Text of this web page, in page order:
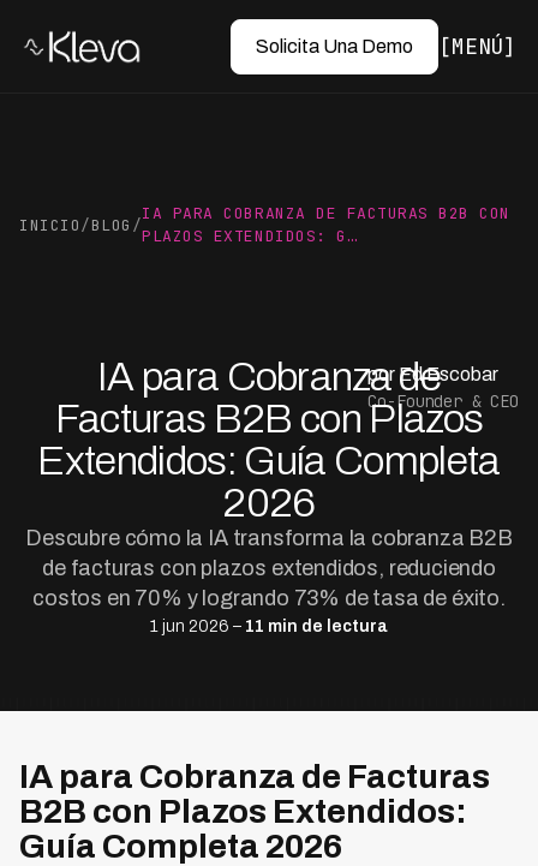
Solicita Una Demo MENÚ
INICIO/BLOG /
IA PARA COBRANZA DE FACTURAS B2B CON
PLAZOS EXTENDIDOS: G…
IA para Cobranza de
Facturas B2B con Plazos
Extendidos: Guía Completa
2026
Descubre cómo la IA transforma la cobranza B2B
de facturas con plazos extendidos, reduciendo
costos en 70% y logrando 73% de tasa de éxito.
1 jun 2026 – 11 min de lectura
por Ed Escobar
Co-Founder & CEO
IA para Cobranza de Facturas
B2B con Plazos Extendidos:
Guía Completa 2026